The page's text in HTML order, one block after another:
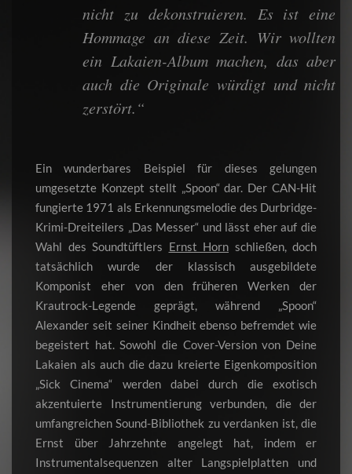
nicht zu dekonstruieren. Es ist eine
Hommage an diese Zeit. Wir wollten
ein Lakaien-Album machen, das aber
auch die Originale würdigt und nicht
zerstört.“
Ein wunderbares Beispiel für dieses gelungen
umgesetzte Konzept stellt „Spoon“ dar. Der CAN-Hit
fungierte 1971 als Erkennungsmelodie des Durbridge-
Krimi-Dreiteilers „Das Messer“ und lässt eher auf die
Wahl des Soundtüftlers Ernst Horn schließen, doch
tatsächlich wurde der klassisch ausgebildete
Komponist eher von den früheren Werken der
Krautrock-Legende geprägt, während „Spoon“
Alexander seit seiner Kindheit ebenso befremdet wie
begeistert hat. Sowohl die Cover-Version von Deine
Lakaien als auch die dazu kreierte Eigenkomposition
„Sick Cinema“ werden dabei durch die exotisch
akzentuierte Instrumentierung verbunden, die der
umfangreichen Sound-Bibliothek zu verdanken ist, die
Ernst über Jahrzehnte angelegt hat, indem er
Instrumentalsequenzen alter Langspielplatten und